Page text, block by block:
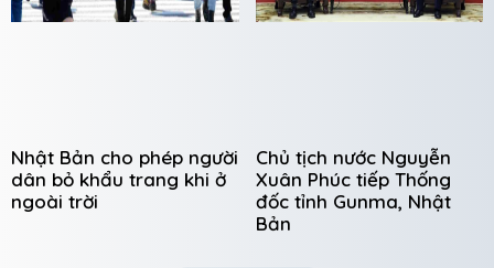
Nhật Bản cho phép người
dân bỏ khẩu trang khi ở
ngoài trời
Chủ tịch nước Nguyễn
Xuân Phúc tiếp Thống
đốc tỉnh Gunma, Nhật
Bản